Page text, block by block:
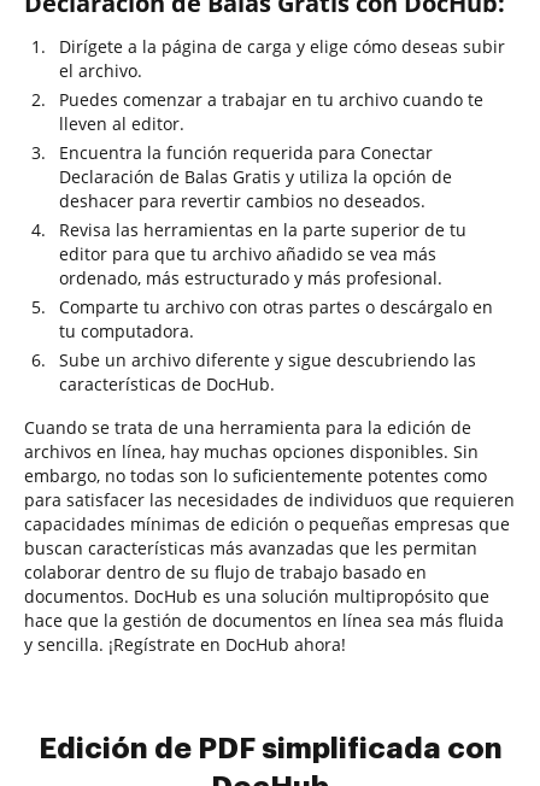
Dirígete a la página de carga y elige cómo deseas subir
el archivo.
Puedes comenzar a trabajar en tu archivo cuando te
lleven al editor.
Encuentra la función requerida para Conectar
Declaración de Balas Gratis y utiliza la opción de
deshacer para revertir cambios no deseados.
Revisa las herramientas en la parte superior de tu
editor para que tu archivo añadido se vea más
ordenado, más estructurado y más profesional.
Comparte tu archivo con otras partes o descárgalo en
tu computadora.
Sube un archivo diferente y sigue descubriendo las
características de DocHub.
Cuando se trata de una herramienta para la edición de
archivos en línea, hay muchas opciones disponibles. Sin
embargo, no todas son lo suficientemente potentes como
para satisfacer las necesidades de individuos que requieren
capacidades mínimas de edición o pequeñas empresas que
buscan características más avanzadas que les permitan
colaborar dentro de su flujo de trabajo basado en
documentos. DocHub es una solución multipropósito que
hace que la gestión de documentos en línea sea más fluida
y sencilla. ¡Regístrate en DocHub ahora!
Edición de PDF simplificada con